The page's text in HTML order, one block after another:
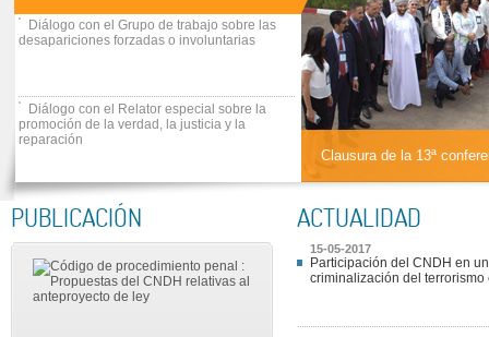
Diálogo con el Grupo de trabajo sobre las
desapariciones forzadas o involuntarias
Diálogo con el Relator especial sobre la
promoción de la verdad, la justicia y la
reparación
Clausura de la 13ª
PUBLICACIÓN ACTUALIDAD
15-05-2017
Participación del CNDH en
criminalización del terrorismo